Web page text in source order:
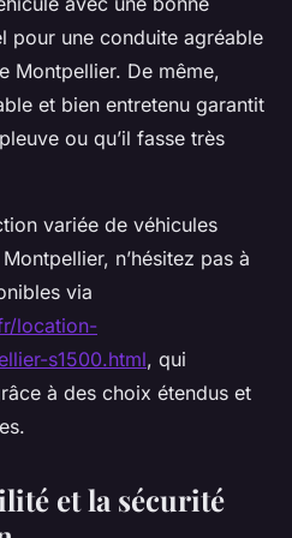
pour une conduite agréable
Montpellier. De même,
et bien entretenu garantit
ou qu’il fasse très
variée de véhicules
n’hésitez pas à
via
location-
s1500.html, qui
à des choix étendus et
et la sécurité